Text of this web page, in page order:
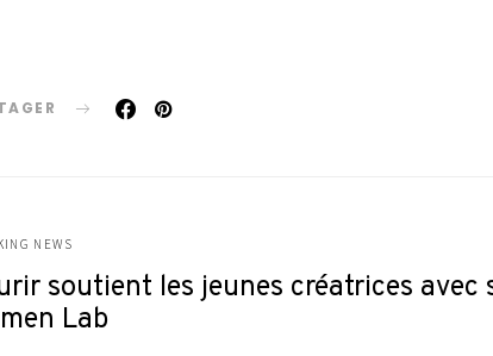
NEWS
soutient les jeunes créatrices avec
Lab